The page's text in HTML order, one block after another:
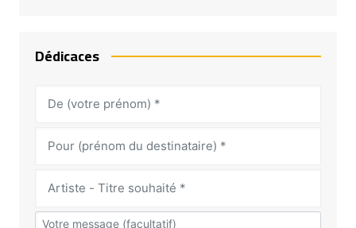
Dédicaces